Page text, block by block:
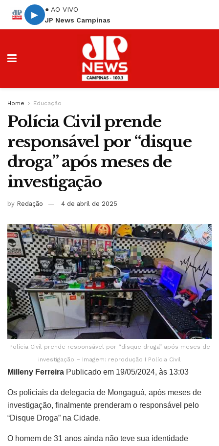
▶
● AO VIVO
JP News Campinas
Home Educação
Polícia Civil prende
responsável por “disque
droga” após meses de
investigação
by Redação 4 de abril de 2025
Polícia Civil prende responsável por “disque droga” após meses de
investigação – Imagem: reprodução I Polícia Civil
Milleny Ferreira Publicado em 19/05/2024, às 13:03
Os policiais da delegacia de Mongaguá, após meses de
investigação, finalmente prenderam o responsável pelo
“Disque Droga” na Cidade.
O homem de 31 anos ainda não teve sua identidade